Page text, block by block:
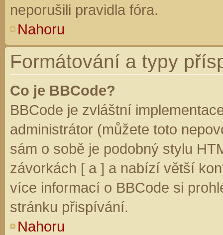
neporušili pravidla fóra.
Nahoru
Formátování a typy
Co je BBCode?
BBCode je zvláštní
administrátor (můžete toto
sám o sobě je podobný stylu
závorkách [ a ] a nabízí větší
více informací o BBCode si
stránku přispívání.
Nahoru